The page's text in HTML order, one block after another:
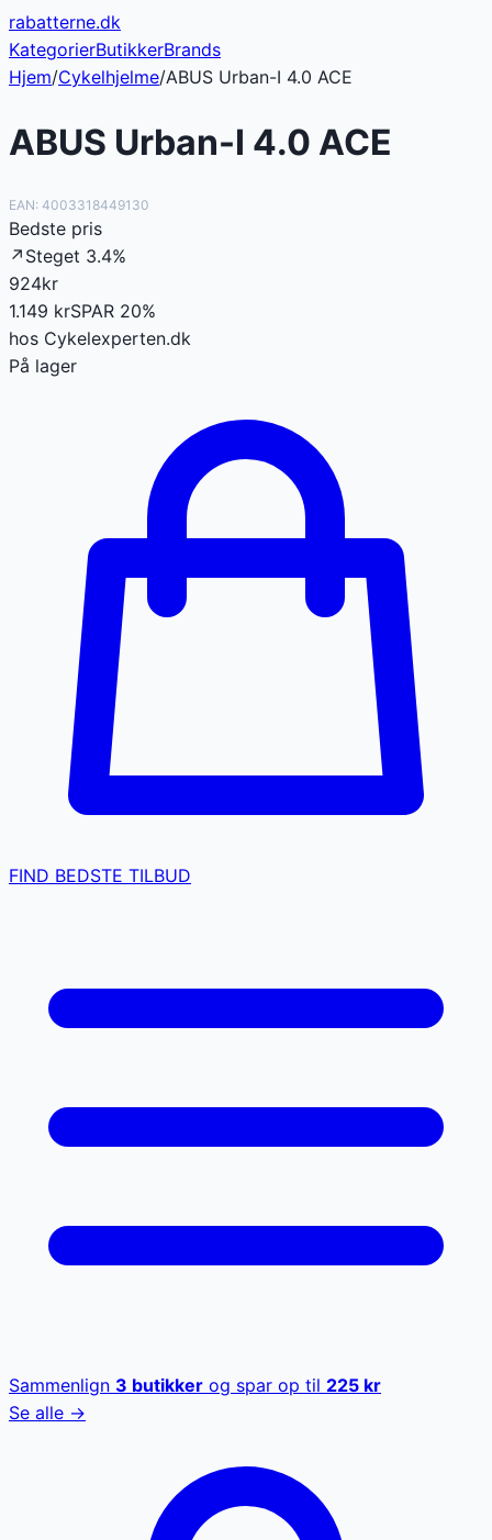
rabatterne.dk
KategorierButikkerBrands
Hjem/Cykelhjelme/ABUS Urban-I 4.0 ACE
ABUS Urban-I 4.0 ACE
EAN: 4003318449130
Bedste pris
↗ Steget 3.4%
924kr
1.149 krSPAR 20%
hos Cykelexperten.dk
På lager
FIND BEDSTE TILBUD
Sammenlign 3 butikker og spar op til 225 kr
Se alle →